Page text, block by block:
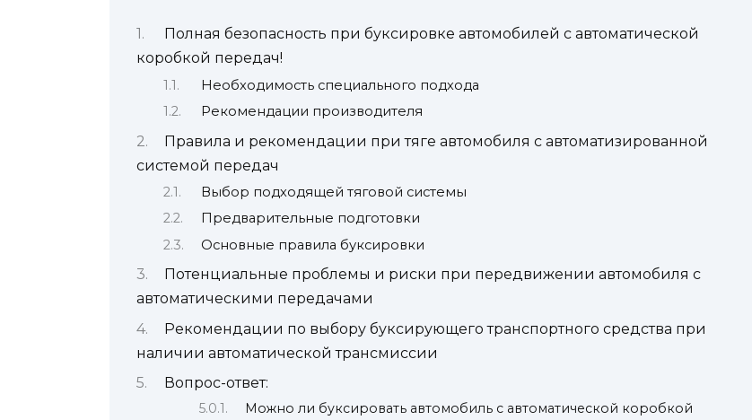
Полная безопасность при буксировке автомобилей с автоматической
коробкой передач!
Необходимость специального подхода
Рекомендации производителя
Правила и рекомендации при тяге автомобиля с автоматизированной
системой передач
Выбор подходящей тяговой системы
Предварительные подготовки
Основные правила буксировки
Потенциальные проблемы и риски при передвижении автомобиля с
автоматическими передачами
Рекомендации по выбору буксирующего транспортного средства при
наличии автоматической трансмиссии
Вопрос-ответ:
Можно ли буксировать автомобиль с автоматической коробкой